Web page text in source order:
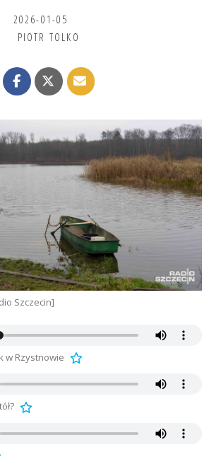
2026-01-05
PIOTR TOLKO
Szczecin]
w Rzystnowie